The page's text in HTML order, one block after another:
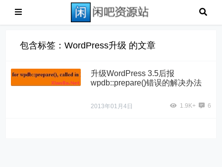
包含标签：WordPress升级 的文章
升级WordPress 3.5后报
wpdb::prepare()错误的解决办法
2013年01月4日 1.9K+ 6